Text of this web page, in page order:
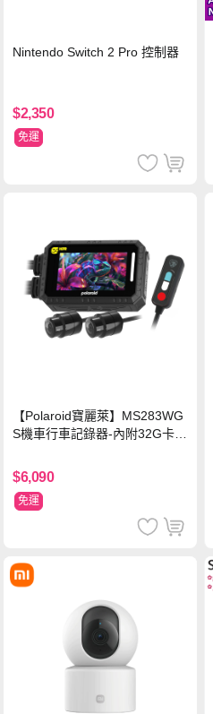
Nintendo Switch 2 Pro 控制器
$2,350
免運
【Polaroid寶麗萊】MS283WG
S機車行車記錄器-內附32G卡
$6,090
免運